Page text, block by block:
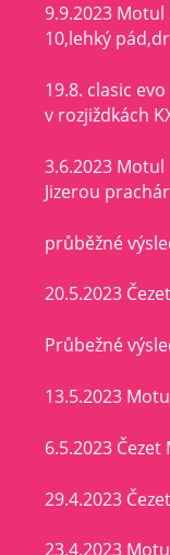
9.9.2023
10,lehký
19.8. clasic
v rozjiždkách
3.6.2023
Jizerou
průběžné
20.5.2023
Průbežné
13.5.2023
6.5.2023 Čezet
29.4.2023
23.4.2023